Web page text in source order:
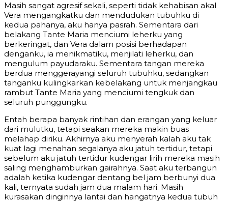
Masih sangat agresif sekali, seperti tidak kehabisan akal
Vera mengangkatku dan mendudukan tubuhku di
kedua pahanya, aku hanya pasrah. Sementara dari
belakang Tante Maria menciumi leherku yang
berkeringat, dan Vera dalam posisi berhadapan
denganku, ia menikmatiku, menjilati leherku, dan
mengulum payudaraku. Sementara tangan mereka
berdua menggerayangi seluruh tubuhku, sedangkan
tanganku kulingkarkan kebelakang untuk menjangkau
rambut Tante Maria yang menciumi tengkuk dan
seluruh punggungku.
Entah berapa banyak rintihan dan erangan yang keluar
dari mulutku, tetapi seakan mereka makin buas
melahap diriku. Akhirnya aku menyerah kalah aku tak
kuat lagi menahan segalanya aku jatuh tertidur, tetapi
sebelum aku jatuh tertidur kudengar lirih mereka masih
saling menghamburkan gairahnya. Saat aku terbangun
adalah ketika kudengar dentang bel jam berbunyi dua
kali, ternyata sudah jam dua malam hari. Masih
kurasakan dinginnya lantai dan hangatnya kedua tubuh